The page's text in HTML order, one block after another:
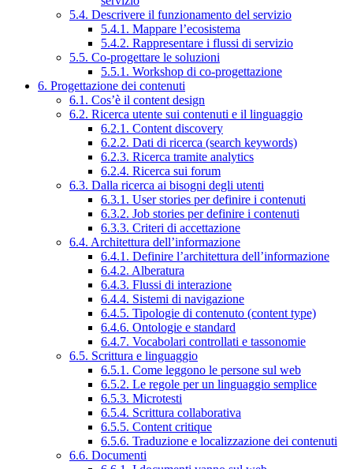
5.4. Descrivere il funzionamento del servizio
5.4.1. Mappare l’ecosistema
5.4.2. Rappresentare i flussi di servizio
5.5. Co-progettare le soluzioni
5.5.1. Workshop di co-progettazione
6. Progettazione dei contenuti
6.1. Cos’è il content design
6.2. Ricerca utente sui contenuti e il linguaggio
6.2.1. Content discovery
6.2.2. Dati di ricerca (search keywords)
6.2.3. Ricerca tramite analytics
6.2.4. Ricerca sui forum
6.3. Dalla ricerca ai bisogni degli utenti
6.3.1. User stories per definire i contenuti
6.3.2. Job stories per definire i contenuti
6.3.3. Criteri di accettazione
6.4. Architettura dell’informazione
6.4.1. Definire l’architettura dell’informazione
6.4.2. Alberatura
6.4.3. Flussi di interazione
6.4.4. Sistemi di navigazione
6.4.5. Tipologie di contenuto (content type)
6.4.6. Ontologie e standard
6.4.7. Vocabolari controllati e tassonomie
6.5. Scrittura e linguaggio
6.5.1. Come leggono le persone sul web
6.5.2. Le regole per un linguaggio semplice
6.5.3. Microtesti
6.5.4. Scrittura collaborativa
6.5.5. Content critique
6.5.6. Traduzione e localizzazione dei contenuti
6.6. Documenti